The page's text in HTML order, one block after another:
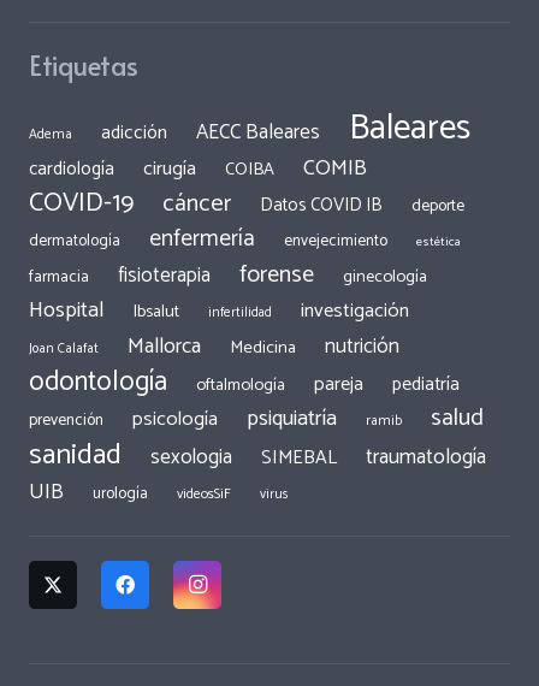
Etiquetas
Adema adicción AECC Baleares Baleares
cardiología cirugía COIBA COMIB
COVID-19 cáncer Datos COVID IB
deporte
dermatología
enfermería envejecimiento estética
farmacia fisioterapia forense ginecología
Hospital Ibsalut infertilidad investigación
Joan Calafat Mallorca Medicina nutrición
odontología oftalmología pareja pediatría
prevención psicología psiquiatría ramib salud
sanidad sexologia SIMEBAL traumatología
UIB urología videosSiF virus